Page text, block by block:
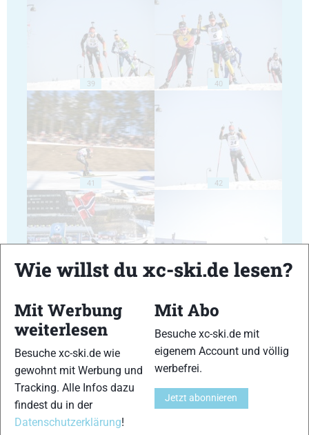
39 40
41 42
45
Wie willst du xc-ski.de lesen?
Mit Werbung
weiterlesen
Besuche xc-ski.de wie
gewohnt mit Werbung und
Tracking. Alle Infos dazu
findest du in der
Datenschutzerklärung!
Mit Abo
Besuche xc-ski.de mit
eigenem Account und völlig
werbefrei.
Jetzt abonnieren